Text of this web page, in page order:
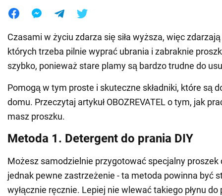
Czasami w życiu zdarza się siła wyższa, więc
których trzeba pilnie wyprać ubrania i zabraknie
szybko, ponieważ stare plamy są bardzo trudne do
Pomogą w tym proste i skuteczne składniki, które są
domu. Przeczytaj artykuł OBOZREVATEL o tym, jak
masz proszku.
Metoda 1. Detergent do prania DIY
Możesz samodzielnie przygotować specjalny proszek
jednak pewne zastrzeżenie - ta metoda powinna być
wyłącznie ręcznie. Lepiej nie wlewać takiego płynu do